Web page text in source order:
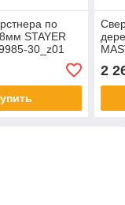
по
STAYER
30_z01
2